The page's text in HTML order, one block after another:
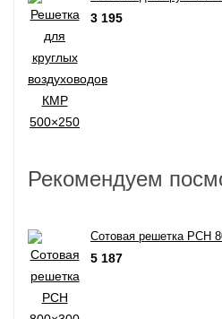
3 195
Рекомендуем
Сотовая решетка РСН
5 187